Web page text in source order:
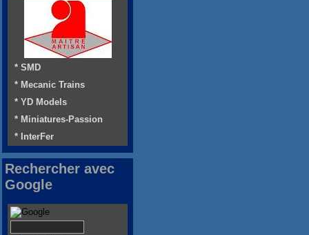
* SMD
* Mecanic Trains
* YD Models
* Miniatures-Passion
* InterFer
Rechercher avec
Google